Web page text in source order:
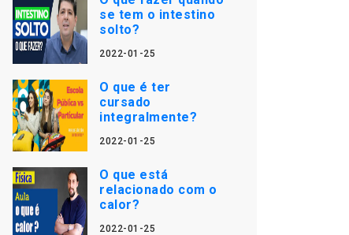
se tem o intestino
solto?
2022-01-25
O que é ter
cursado
integralmente?
2022-01-25
O que está
relacionado com o
calor?
2022-01-25